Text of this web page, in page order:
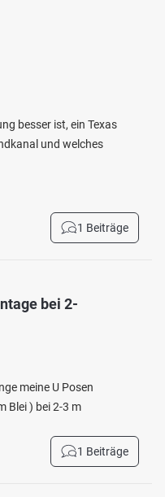
besser ist, ein Texas
und welches
1 Beiträge
bei 2-
meine U Posen
Blei ) bei 2-3 m
1 Beiträge